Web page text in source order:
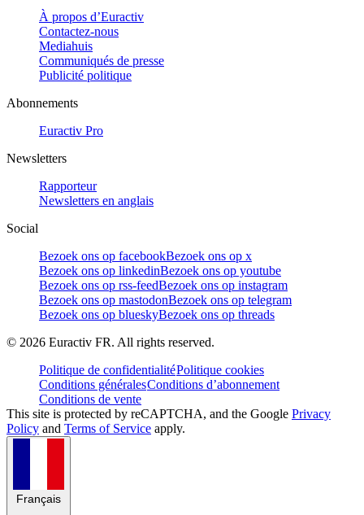
À propos d’Euractiv
Contactez-nous
Mediahuis
Communiqués de presse
Publicité politique
Abonnements
Euractiv Pro
Newsletters
Rapporteur
Newsletters en anglais
Social
Bezoek ons op facebookBezoek ons op x
Bezoek ons op linkedinBezoek ons op youtube
Bezoek ons op rss-feedBezoek ons op instagram
Bezoek ons op mastodonBezoek ons op telegram
Bezoek ons op blueskyBezoek ons op threads
© 2026 Euractiv FR. All rights reserved.
Politique de confidentialitéPolitique cookies
Conditions généralesConditions d’abonnement
Conditions de vente
This site is protected by reCAPTCHA, and the Google Privacy
Policy and Terms of Service apply.
Français